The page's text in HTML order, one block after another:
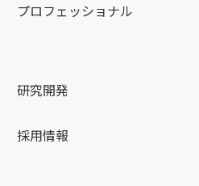
プロフェッショナル
研究開発
採用情報